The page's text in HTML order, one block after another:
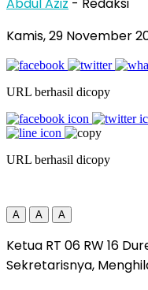
Kamis, 29 November
URL berhasil dicopy
URL berhasil dicopy
A A A
Ketua RT 06 RW 16
Sekretarisnya,